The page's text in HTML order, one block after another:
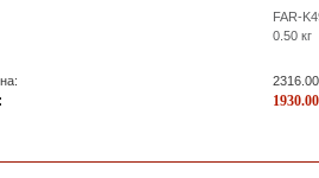
FAR-
0.50 кг
2316.00
1930.00